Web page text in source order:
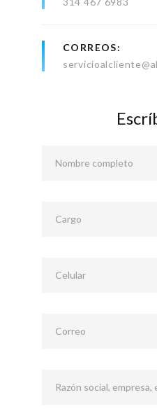
CORREOS
Nombre completo
Cargo
Celular
Correo
Razón social,